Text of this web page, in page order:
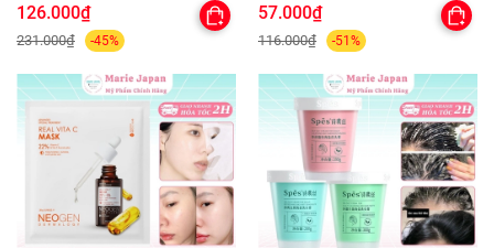
Bềnh Chai 600ml
126.000₫
231.000₫ -45%
57.000₫
116.000₫ -51%